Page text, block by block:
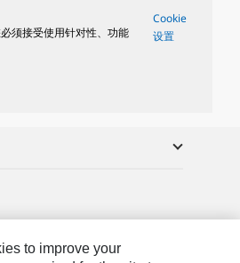
须接受使用针对性、功能
Cookie
设置
to improve your